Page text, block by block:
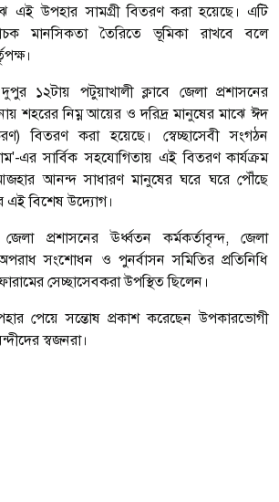
এই উপহার সামগ্রী বিতরণ করা হয়েছে। এটি
মানসিকতা তৈরিতে ভূমিকা রাখবে বলে
১২টায় পটুয়াখালী ক্লাবে জেলা প্রশাসনের
শহরের নিম্ন আয়ের ও দরিদ্র মানুষের মাঝে ঈদ
বিতরণ করা হয়েছে। স্বেচ্ছাসেবী সংগঠন
এর সার্বিক সহযোগিতায় এই বিতরণ কার্যক্রম
আনন্দ সাধারণ মানুষের ঘরে ঘরে পৌঁছে
এই বিশেষ উদ্যোগ।
প্রশাসনের ঊর্ধ্বতন কর্মকর্তাবৃন্দ, জেলা
অপরাধ সংশোধন ও পুনর্বাসন সমিতির প্রতিনিধি
সেচ্ছাসেবকরা উপস্থিত ছিলেন।
পেয়ে সন্তোষ প্রকাশ করেছেন উপকারভোগী
স্বজনরা।